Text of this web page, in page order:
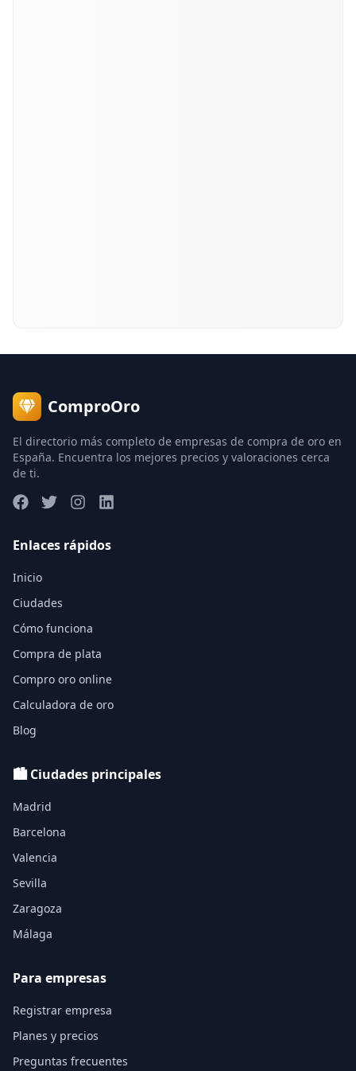
ComproOro
El directorio más completo de empresas de compra de oro en
España. Encuentra los mejores precios y valoraciones cerca
de ti.
Enlaces rápidos
Inicio
Ciudades
Cómo funciona
Compra de plata
Compro oro online
Calculadora de oro
Blog
🏙️ Ciudades principales
Madrid
Barcelona
Valencia
Sevilla
Zaragoza
Málaga
Para empresas
Registrar empresa
Planes y precios
Preguntas frecuentes